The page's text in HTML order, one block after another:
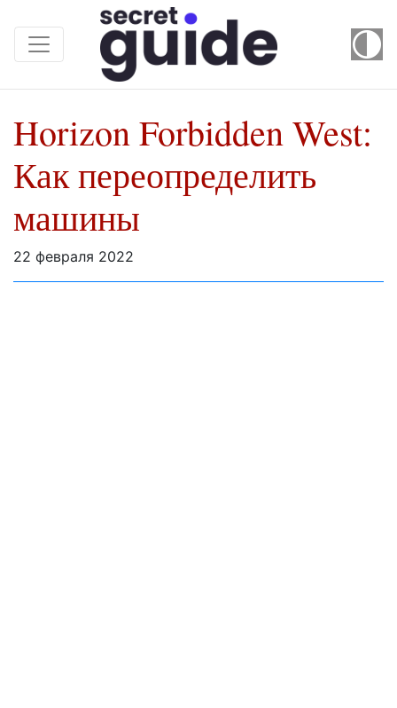
Horizon Forbidden West:
Как переопределить
машины
22 февраля 2022